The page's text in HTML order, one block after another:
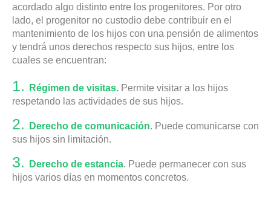
acordado algo distinto entre los progenitores. Por otro
lado, el progenitor no custodio debe contribuir en el
mantenimiento de los hijos con una pensión de alimentos
y tendrá unos derechos respecto sus hijos, entre los
cuales se encuentran:
Régimen de visitas. Permite visitar a los hijos
respetando las actividades de sus hijos.
Derecho de comunicación. Puede comunicarse con
sus hijos sin limitación.
Derecho de estancia. Puede permanecer con sus
hijos varios días en momentos concretos.